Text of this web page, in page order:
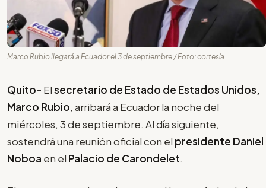
Marco Rubio llegará a Ecuador el 3 de septiembre / Foto: cortesía
Quito- Elsecretario de Estado de Estados Unidos,
Marco Rubio, arribará a Ecuador la noche del
miércoles, 3 de septiembre. Al día siguiente,
sostendrá una reunión oficial con el presidente Daniel
Noboa en el Palacio de Carondelet.